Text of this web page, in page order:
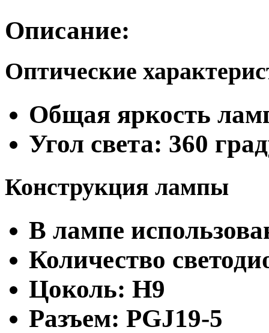
Описание:
Оптические
Общая яркость
Угол света: 360
Конструкция лампы
В лампе
Количество
Цоколь: H9
Разъем: PGJ19-5